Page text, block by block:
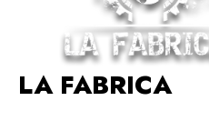
LA FABRICA